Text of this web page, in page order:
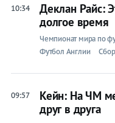
10:34
Деклан Райс:
долгое время
Чемпионат мира по
Футбол Англии
09:57
Кейн: На ЧМ
друг в друга